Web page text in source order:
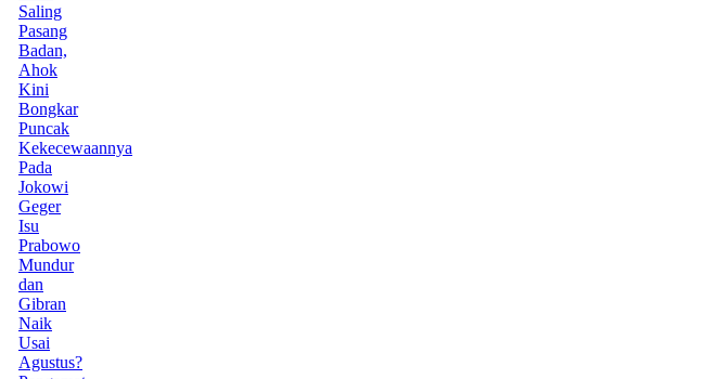
Saling
Pasang
Badan,
Ahok
Kini
Bongkar
Puncak
Kekecewaannya
Pada
Jokowi
Geger
Isu
Prabowo
Mundur
dan
Gibran
Naik
Usai
Agustus?